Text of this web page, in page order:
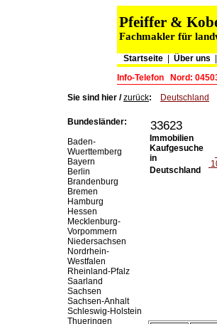
Pfeiffer &
Fachmakler für
Startseite| Über uns
Info-Telefon
Nord:
Sie sind hier /zurück: Deutschland
Bundesländer:
Baden-
Wuerttemberg
Bayern
Berlin
Brandenburg
Bremen
Hamburg
Hessen
Mecklenburg-
Vorpommern
Niedersachsen
Nordrhein-
Westfalen
Rheinland-Pfalz
Saarland
Sachsen
Sachsen-Anhalt
Schleswig-Holstein
Thueringen
33623
Immobilien
Kaufgesuche
in
Deutschland